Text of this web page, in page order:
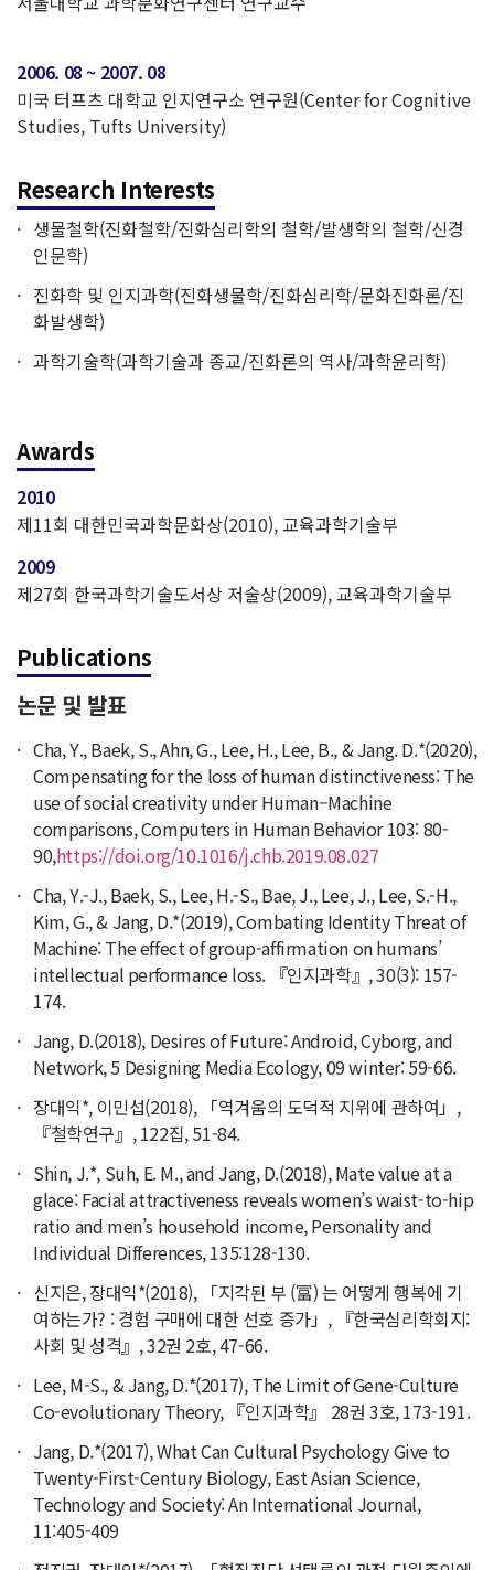
2006. 08 ~ 2007. 08
미국 터프츠 대학교 인지연구소 연구원(Center for Cognitive
Studies, Tufts University)
Research Interests
생물철학(진화철학/진화심리학의 철학/발생학의 철학/신경
인문학)
진화학 및 인지과학(진화생물학/진화심리학/문화진화론/진
화발생학)
과학기술학(과학기술과 종교/진화론의 역사/과학윤리학)
Awards
2010
제11회 대한민국과학문화상(2010), 교육과학기술부
2009
제27회 한국과학기술도서상 저술상(2009), 교육과학기술부
Publications
논문 및 발표
Cha, Y., Baek, S., Ahn, G., Lee, H., Lee, B., & Jang. D.*(2020),
Compensating for the loss of human distinctiveness: The
use of social creativity under Human–Machine
comparisons, Computers in Human Behavior 103: 80-
90,https://doi.org/10.1016/j.chb.2019.08.027
Cha, Y.-J., Baek, S., Lee, H.-S., Bae, J., Lee, J., Lee, S.-H.,
Kim, G., & Jang, D.*(2019), Combating Identity Threat of
Machine: The effect of group-affirmation on humans’
intellectual performance loss. 『인지과학』, 30(3): 157-
174.
Jang, D.(2018), Desires of Future: Android, Cyborg, and
Network, 5 Designing Media Ecology, 09 winter: 59-66.
장대익*, 이민섭(2018), 「역겨움의 도덕적 지위에 관하여」,
『철학연구』, 122집, 51-84.
Shin, J.*, Suh, E. M., and Jang, D.(2018), Mate value at a
glace: Facial attractiveness reveals women’s waist-to-hip
ratio and men’s household income, Personality and
Individual Differences, 135:128-130.
신지은, 장대익*(2018), 「지각된 부 (富) 는 어떻게 행복에 기
여하는가? : 경험 구매에 대한 선호 증가」, 『한국심리학회지:
사회 및 성격』, 32권 2호, 47-66.
Lee, M-S., & Jang, D.*(2017), The Limit of Gene-Culture
Co-evolutionary Theory, 『인지과학』 28권 3호, 173-191.
Jang, D.*(2017), What Can Cultural Psychology Give to
Twenty-First-Century Biology, East Asian Science,
Technology and Society: An International Journal,
11:405-409